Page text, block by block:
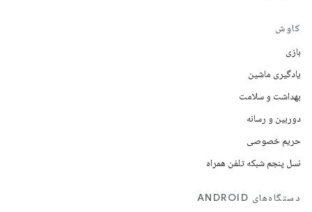
کاوش
بازی
یادگیری ماشین
بهداشت و سلامت
دوربین و رسانه
حریم خصوصی
نسل پنجم شبکه تلفن همراه
دستگاه‌های ANDROID